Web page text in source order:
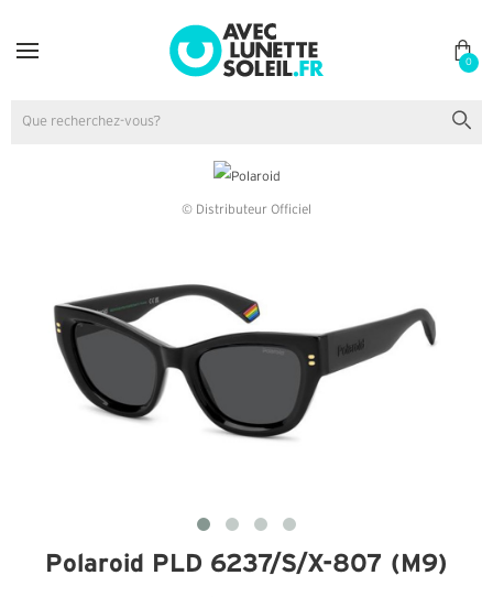
0
© Distributeur Officiel
Polaroid PLD 6237/S/X-807 (M9)